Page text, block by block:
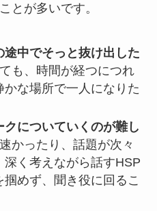
とが多いです。
中でそっと抜け出した
も、時間が経つにつれ
な場所で一人になりた
についていくのが難し
かったり、話題が次々
く考えながら話すHSP
めず、聞き役に回るこ